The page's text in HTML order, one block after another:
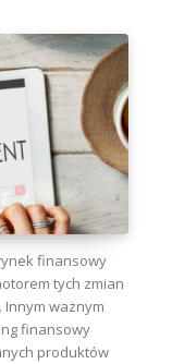
finansowy
tych zmian
ważnym
finansowy
produktów